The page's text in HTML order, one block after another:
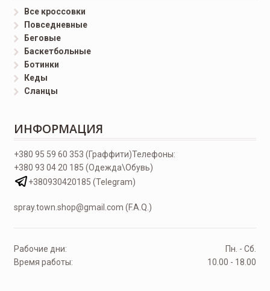
Все кроссовки
Повседневные
Беговые
Баскетбольные
Ботинки
Кеды
Сланцы
ИНФОРМАЦИЯ
Телефоны:
+380 95 59 60 353 (Граффити)
+380 93 04 20 185 (Одежда\Обувь)
+380930420185 (Telegram)
spray.town.shop@gmail.com (F.A.Q.)
Рабочие дни:
Пн. - Сб.
Время работы:
10.00 - 18.00